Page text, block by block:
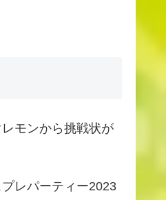
レモンから挑戦状が
プレパーティー2023